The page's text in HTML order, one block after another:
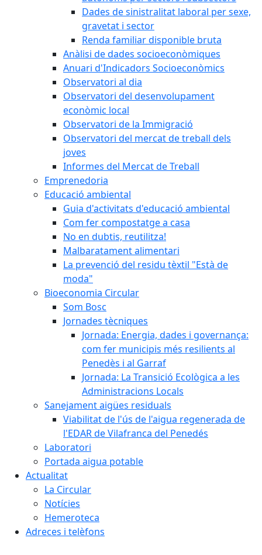
Dades de sinistralitat laboral per sexe,
gravetat i sector
Renda familiar disponible bruta
Anàlisi de dades socioeconòmiques
Anuari d'Indicadors Socioeconòmics
Observatori al dia
Observatori del desenvolupament
econòmic local
Observatori de la Immigració
Observatori del mercat de treball dels
joves
Informes del Mercat de Treball
Emprenedoria
Educació ambiental
Guia d'activitats d'educació ambiental
Com fer compostatge a casa
No en dubtis, reutilitza!
Malbaratament alimentari
La prevenció del residu tèxtil "Està de
moda"
Bioeconomia Circular
Som Bosc
Jornades tècniques
Jornada: Energia, dades i governança:
com fer municipis més resilients al
Penedès i al Garraf
Jornada: La Transició Ecològica a les
Administracions Locals
Sanejament aigües residuals
Viabilitat de l'ús de l'aigua regenerada de
l'EDAR de Vilafranca del Penedés
Laboratori
Portada aigua potable
Actualitat
La Circular
Notícies
Hemeroteca
Adreces i telèfons